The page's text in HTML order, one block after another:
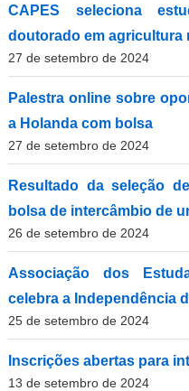
CAPES seleciona
doutorado em agricultura
27 de setembro de 2024
Palestra online sobre
a Holanda com bolsa
27 de setembro de 2024
Resultado da seleção
bolsa de intercâmbio de
26 de setembro de 2024
Associação dos
celebra a Independência
25 de setembro de 2024
Inscrições abertas para
13 de setembro de 2024